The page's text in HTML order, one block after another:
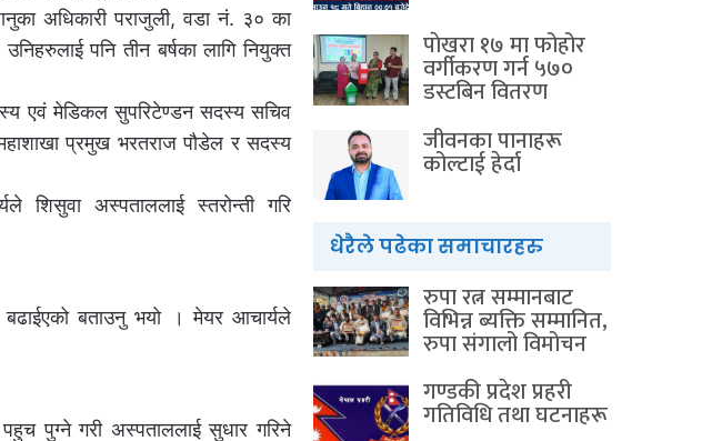
अधिकारी पराजुली, वडा नं. ३० का
पनि तीन बर्षका लागि नियुक्त
एवं मेडिकल सुपरिटेण्डन सदस्य सचिव
महाशाखा प्रमुख भरतराज पौडेल र सदस्य
शिसुवा अस्पताललाई स्तरोन्ती गरि
बताउनु भयो । मेयर आचार्यले
पुग्ने गरी अस्पताललाई सुधार गरिने
पाेखरा १७ मा फोहोर
वर्गीकरण गर्न ५७०
डस्टबिन वितरण
जीवनका पानाहरू
कोल्टाई हेर्दा
धेरैले पढेका समाचारहरु
रुपा रत्न सम्मानबाट
विभिन्न ब्यक्ति सम्मानित,
रुपा संगालो विमोचन
गण्डकी प्रदेश प्रहरी
गतिविधि तथा घटनाहरू